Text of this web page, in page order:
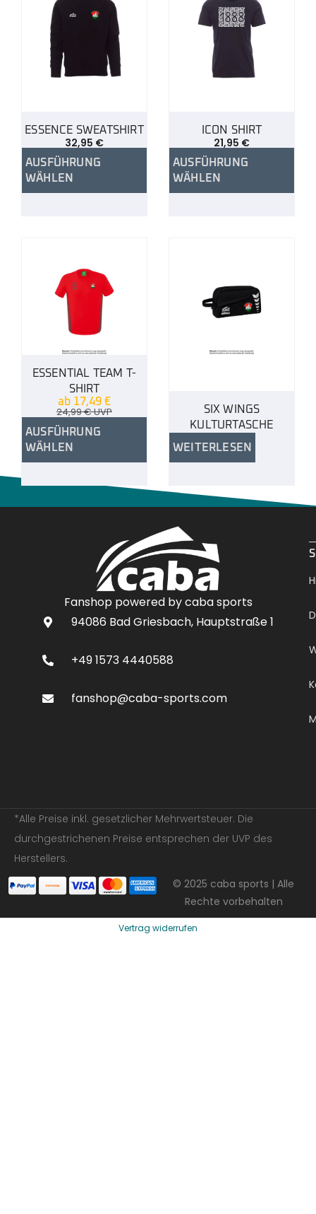
ESSENCE SWEATSHIRT
32,95 €
AUSFÜHRUNG
WÄHLEN
ICON SHIRT
21,95 €
AUSFÜHRUNG
WÄHLEN
ESSENTIAL TEAM T-
SHIRT
ab 17,49 €
24,99€UVP
AUSFÜHRUNG
WÄHLEN
SIX WINGS
KULTURTASCHE
WEITERLESEN
Fanshop powered by caba sports
94086 Bad Griesbach, Hauptstraße 1
+49 1573 4440588
fanshop@caba-sports.com
*Alle Preise inkl. gesetzlicher Mehrwertsteuer. Die
durchgestrichenen Preise entsprechen der UVP des
Herstellers.
© 2025 caba sports | Alle
Rechte vorbehalten
Vertrag widerrufen